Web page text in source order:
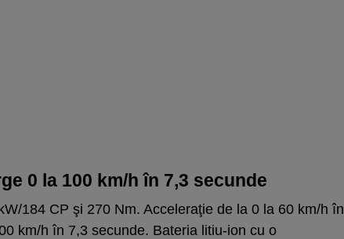
0 la 100 km/h în 7,3 secunde
184 CP şi 270 Nm. Acceleraţie de la 0 la 60 km/h în
km/h în 7,3 secunde. Bateria litiu-ion cu o